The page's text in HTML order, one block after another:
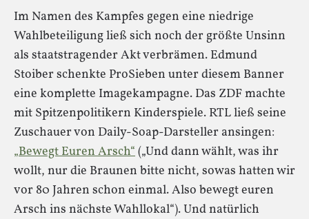
Im Namen des Kampfes gegen eine niedrige
Wahlbeteiligung ließ sich noch der größte Unsinn
als staatstragender Akt verbrämen. Edmund
Stoiber schenkte ProSieben unter diesem Banner
eine komplette Imagekampagne. Das ZDF machte
mit Spitzenpolitikern Kinderspiele. RTL ließ seine
Zuschauer von Daily-Soap-Darsteller ansingen:
„Bewegt Euren Arsch“(„Und dann wählt, was ihr
wollt, nur die Braunen bitte nicht, sowas hatten wir
vor 80 Jahren schon einmal. Also bewegt euren
Arsch ins nächste Wahllokal“). Und natürlich